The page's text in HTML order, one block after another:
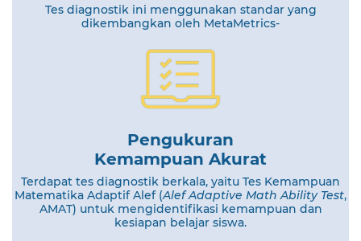
Tes diagnostik ini menggunakan standar yang
dikembangkan oleh MetaMetrics-
Pengukuran
Kemampuan Akurat
Terdapat tes diagnostik berkala, yaitu Tes Kemampuan
Matematika Adaptif Alef (Alef Adaptive Math Ability Test,
AMAT) untuk mengidentifikasi kemampuan dan
kesiapan belajar siswa.